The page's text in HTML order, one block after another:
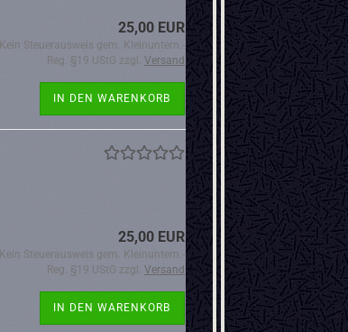
25,00 EUR
Kein Steuerausweis gem. Kleinuntern.-
Reg. §19 UStG zzgl. Versand
IN DEN WARENKORB
25,00 EUR
Kein Steuerausweis gem. Kleinuntern.-
Reg. §19 UStG zzgl. Versand
IN DEN WARENKORB